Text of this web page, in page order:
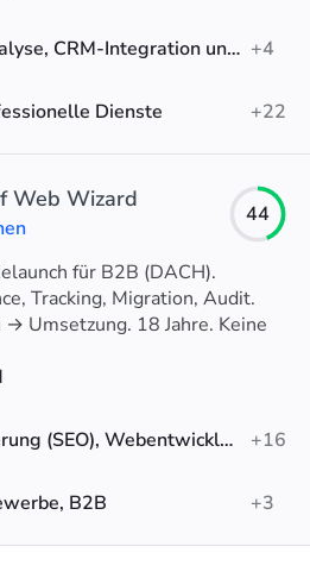
Web-Design, Datenanalyse, CRM-Integration und -Migration +4
Dienste
+22
Web Wizard
44
für B2B (DACH).
Tracking, Migration, Audit.
Umsetzung. 18 Jahre. Keine
saubere Arbeit
Suchmaschinenoptimierung (SEO), Webentwicklung, SEO-Audit
+16
B2B
+3